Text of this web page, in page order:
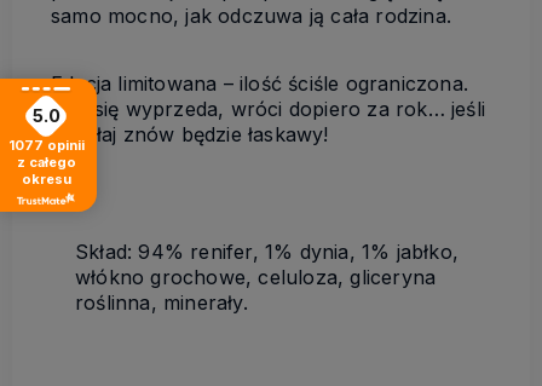
samo mocno, jak odczuwa ją cała rodzina.
Edycja limitowana – ilość ściśle ograniczona.
Gdy się wyprzeda, wróci dopiero za rok… jeśli
Mikołaj znów będzie łaskawy!
Skład: 94% renifer, 1% dynia, 1% jabłko,
włókno grochowe, celuloza, gliceryna
roślinna, minerały.
5.0
1077 opinii
z całego
okresu